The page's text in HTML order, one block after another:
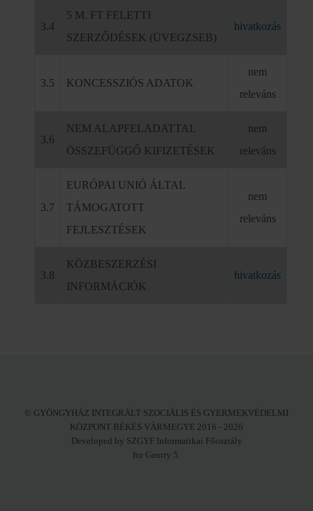
3.4
5 M. FT FELETTI
SZERZŐDÉSEK (ÜVEGZSEB)
hivatkozás
3.5 KONCESSZIÓS ADATOK
nem
releváns
3.6
NEM ALAPFELADATTAL
ÖSSZEFÜGGŐ KIFIZETÉSEK
nem
releváns
3.7
EURÓPAI UNIÓ ÁLTAL
TÁMOGATOTT
FEJLESZTÉSEK
nem
releváns
3.8
KÖZBESZERZÉSI
INFORMÁCIÓK
hivatkozás
© GYÖNGYHÁZ INTEGRÁLT SZOCIÁLIS ÉS GYERMEKVÉDELMI
KÖZPONT BÉKÉS VÁRMEGYE 2016 - 2026
Developed by SZGYF Informatikai Főosztály
for Gantry 5.